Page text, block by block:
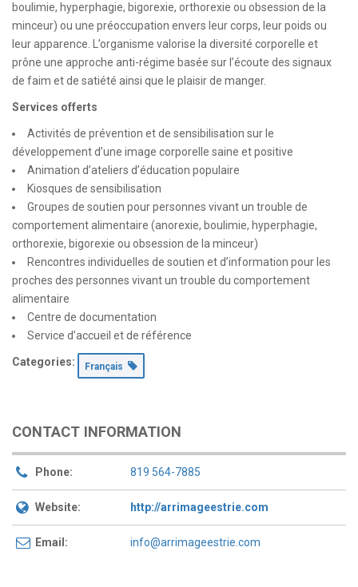
boulimie, hyperphagie, bigorexie, orthorexie ou obsession de la
minceur) ou une préoccupation envers leur corps, leur poids ou
leur apparence. L’organisme valorise la diversité corporelle et
prône une approche anti-régime basée sur l’écoute des signaux
de faim et de satiété ainsi que le plaisir de manger.
Services offerts
Activités de prévention et de sensibilisation sur le
développement d’une image corporelle saine et positive
Animation d’ateliers d’éducation populaire
Kiosques de sensibilisation
Groupes de soutien pour personnes vivant un trouble de
comportement alimentaire (anorexie, boulimie, hyperphagie,
orthorexie, bigorexie ou obsession de la minceur)
Rencontres individuelles de soutien et d’information pour les
proches des personnes vivant un trouble du comportement
alimentaire
Centre de documentation
Service d’accueil et de référence
Categories: Français
CONTACT INFORMATION
Phone: 819 564-7885
Website: http://arrimageestrie.com
Email: info@arrimageestrie.com